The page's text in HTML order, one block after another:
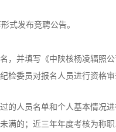
式发布竞聘公告。
，并填写《中陕核杨凌辐照
检委员对报名人员进行资格
的人员名单和个人基本情况进
满的；近三年年度考核为称